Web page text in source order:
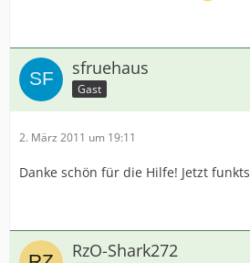
sfruehaus
Gast
2. März 2011 um 19:11
Danke schön für die Hilfe! Jetzt funkts
RzO-Shark272